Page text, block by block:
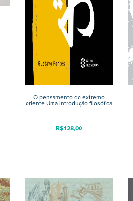
O pensamento do extremo
oriente Uma introdução filosófica
R$128,00